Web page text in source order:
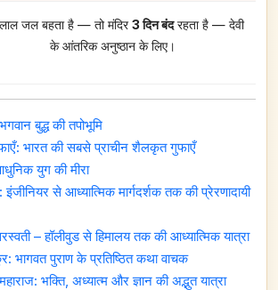
जल बहता है — तो मंदिर3 दिन बंदरहता है — देवी
के आंतरिक अनुष्ठान के लिए।
बुद्ध की तपोभूमि
भारत की सबसे प्राचीन शैलकृत गुफाएँ
युग की मीरा
इंजीनियर से आध्यात्मिक मार्गदर्शक तक की प्रेरणादायी
– हॉलीवुड से हिमालय तक की आध्यात्मिक यात्रा
भागवत पुराण के प्रतिष्ठित कथा वाचक
भक्ति, अध्यात्म और ज्ञान की अद्भुत यात्रा